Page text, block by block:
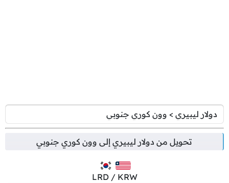
تحويل من دولار ليبيري إلى وون كوري جنوبي
LRD / KRW